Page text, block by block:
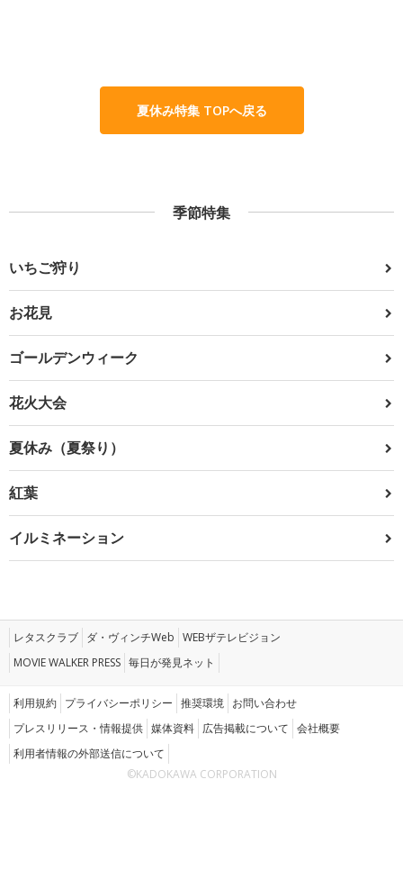
夏休み特集 TOPへ戻る
季節特集
いちご狩り
お花見
ゴールデンウィーク
花火大会
夏休み（夏祭り）
紅葉
イルミネーション
レタスクラブ ダ・ヴィンチWeb WEBザテレビジョン
MOVIE WALKER PRESS 毎日が発見ネット
利用規約 プライバシーポリシー 推奨環境 お問い合わせ
プレスリリース・情報提供 媒体資料 広告掲載について 会社概要
利用者情報の外部送信について
©KADOKAWA CORPORATION